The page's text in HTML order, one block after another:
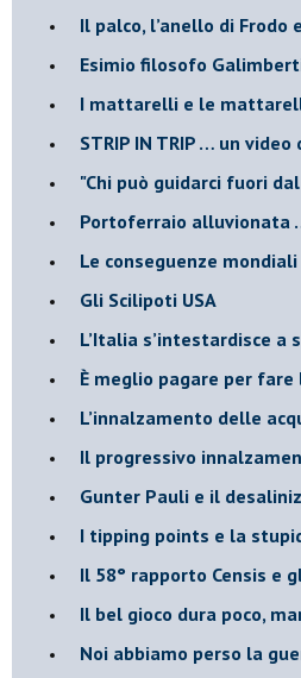
​Il palco, l’anello di Frodo
Esimio filosofo
​I mattarelli e le
​STRIP IN TRIP … un
"Chi può guidarci fuori
​Portoferraio alluvionata
Le conseguenze
​Gli Scilipoti USA
L’Italia s’intestardisce
È meglio pagare per
​L’innalzamento delle
​Il progressivo
​Gunter Pauli e il
I tipping points e la
​Il 58° rapporto Censis e
​Il bel gioco dura poco,
Noi abbiamo perso la